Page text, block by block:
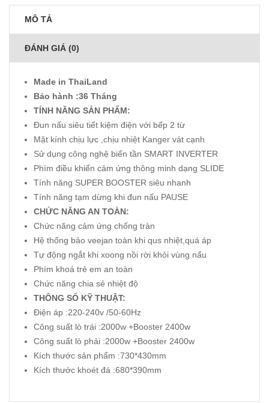
MÔ TẢ
ĐÁNH GIÁ (0)
Made in ThaiLand
Bảo hành :36 Tháng
TÍNH NĂNG SẢN PHẨM:
Đun nấu siêu tiết kiệm điện với bếp 2 từ
Mặt kính chịu lực ,chịu nhiệt Kanger vát cạnh
Sử dụng công nghệ biến tần SMART INVERTER
Phím điều khiển cảm ứng thông minh dạng SLIDE
Tính năng SUPER BOOSTER siêu nhanh
Tính năng tạm dừng khi đun nấu PAUSE
CHỨC NĂNG AN TOÀN:
Chức năng cảm ứng chống tràn
Hệ thống bảo veejan toàn khi qus nhiệt,quá áp
Tự động ngắt khi xoong nồi rời khỏi vùng nấu
Phím khoá trẻ em an toàn
Chức năng chia sẻ nhiệt độ
THÔNG SỐ KỸ THUẬT:
Điện áp :220-240v /50-60Hz
Công suất lò trái :2000w +Booster 2400w
Công suất lò phải :2000w +Booster 2400w
Kích thước sản phẩm :730*430mm
Kích thước khoét đá :680*390mm